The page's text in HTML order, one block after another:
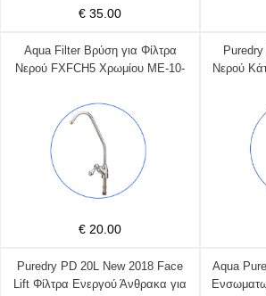
€ 35.00
Aqua Filter Βρύση για Φίλτρα
Νερού FXFCH5 Χρωμίου ME-10-
€ 20.00
Puredry
Νερού
Puredry PD 20L New 2018 Face
Lift Φίλτρα Ενεργού Άνθρακα για
Aqua